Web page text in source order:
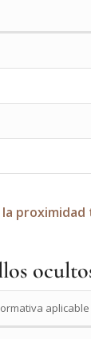
la
aplicable